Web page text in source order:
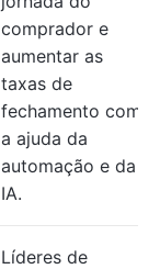
comprador e
aumentar as
taxas de
fechamento com
a ajuda da
automação e da
IA.
Líderes de